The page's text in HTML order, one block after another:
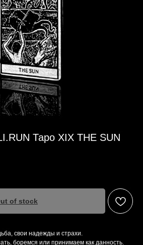
Таро XIX THE SUN
of stock
свои надежды и страхи.
боремся или принимаем как данность.